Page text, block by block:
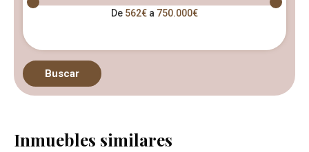
De 562€ a 750.000€
Buscar
Inmuebles similares